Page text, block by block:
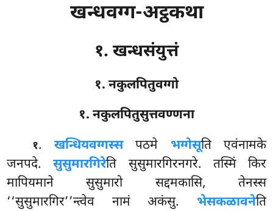
खन्धवग्ग-अट्ठकथा
१. खन्धसंयुत्तं
१. नकुलपितुवग्गो
१. नकुलपितुसुत्तवण्णना
१.खन्धियवग्गस्स पठमे भग्गेसूति एवंनामके
जनपदे.सुसुमारगिरेति सुसुमारगिरनगरे. तस्मिं किर
मापियमाने सुसुमारो सद्दमकासि, तेनस्स
‘‘सुसुमारगिर’’न्त्वेव नामं अकंसु. भेसकळावनेति